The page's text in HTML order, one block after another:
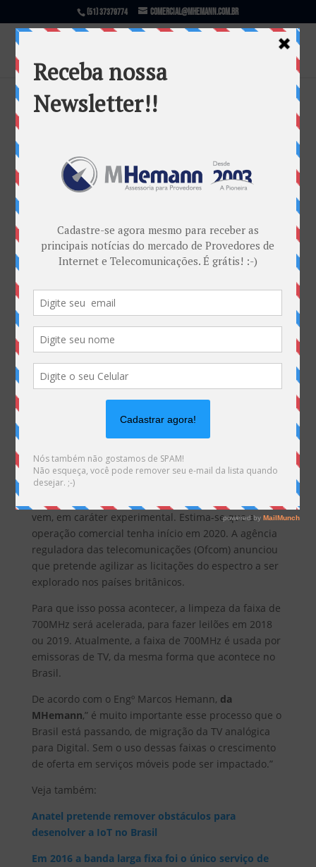
(51) 37379774 comercial@mhemann.com.br
Internet comercial com tecnologia
no Reino Unido
Marketing MHemann|fev 16, 2017
No Reino Unido, as redes com tecnologia
vem, em caráter experimental. Estima-se que a
operação comercial tenha início em 2020. A agência
reguladora das telecomunicações (Ofcom) anunciou
que pretende agilizar as licitações do espectro a ser
explorado nos países britânicos.
Para que isso possa acontecer, a limpeza da faixa de
700MHz será acelerada, para fazer leilões em 2018
ou 2019. Atualmente, a faixa de 700MHz é usada por
emissoras de TV, da mesma forma que acontece no
Brasil.
De acordo com o Engº Marcos Hemann, da
MHemann,” é muito importante esse processo que o
Brasil está passando, de migração da TV analógica
para Digital. Sem o uso dessas faixas o crescimento
de oferta em serviços móveis pode ser impactado.”
Veja também:
Anatel pretende remover obstáculos para
desenolver a IoT no Brasil
Em 2016 a banda larga fixa foi o único serviço de